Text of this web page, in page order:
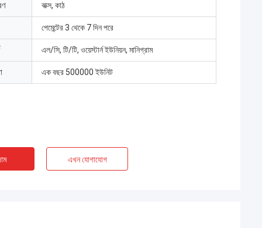
বাক্স, কাঠ
পেমেন্টের 3 থেকে 7 দিন পরে
এল/সি, টি/টি, ওয়েস্টার্ন ইউনিয়ন, মানিগ্রাম
এক বছর 500000 ইউনিট
এখন যোগাযোগ